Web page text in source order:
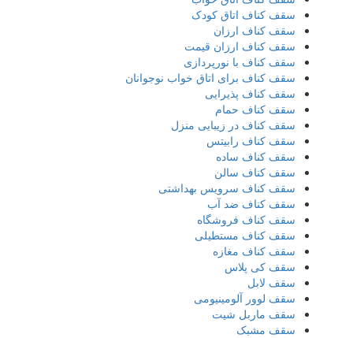
سقف کناف اتاق کودک
سقف کناف ارزان
سقف کناف ارزان قیمت
سقف کناف با نورپردازی
سقف کناف برای اتاق خواب نوجوانان
سقف کناف پذیرایی
سقف کناف حمام
سقف کناف در زیبایی منزل
سقف کناف رابیتس
سقف کناف ساده
سقف کناف سالن
سقف کناف سرویس بهداشتی
سقف کناف ضد آب
سقف کناف فروشگاه
سقف کناف مستطیلی
سقف کناف مغازه
سقف کی پلاس
سقف لابل
سقف لوور آلومینیومی
سقف ماربل شیت
سقف مشبک